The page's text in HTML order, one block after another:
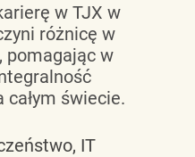
w TJX w
różnicę w
pomagając w
całym świecie.
IT